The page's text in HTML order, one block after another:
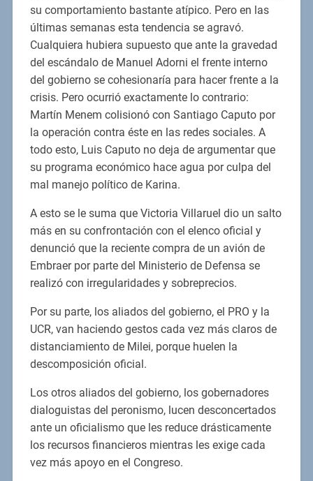
su comportamiento bastante atípico. Pero en las
últimas semanas esta tendencia se agravó.
Cualquiera hubiera supuesto que ante la gravedad
del escándalo de Manuel Adorni el frente interno
del gobierno se cohesionaría para hacer frente a la
crisis. Pero ocurrió exactamente lo contrario:
Martín Menem colisionó con Santiago Caputo por
la operación contra éste en las redes sociales. A
todo esto, Luis Caputo no deja de argumentar que
su programa económico hace agua por culpa del
mal manejo político de Karina.
A esto se le suma que Victoria Villaruel dio un salto
más en su confrontación con el elenco oficial y
denunció que la reciente compra de un avión de
Embraer por parte del Ministerio de Defensa se
realizó con irregularidades y sobreprecios.
Por su parte, los aliados del gobierno, el PRO y la
UCR, van haciendo gestos cada vez más claros de
distanciamiento de Milei, porque huelen la
descomposición oficial.
Los otros aliados del gobierno, los gobernadores
dialoguistas del peronismo, lucen desconcertados
ante un oficialismo que les reduce drásticamente
los recursos financieros mientras les exige cada
vez más apoyo en el Congreso.